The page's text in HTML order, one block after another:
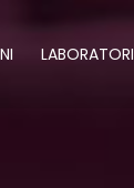
LABORATORI